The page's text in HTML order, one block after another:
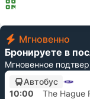
Мгновенно
Бронируете в
Мгновенное
Автобус
10:00 The Hague